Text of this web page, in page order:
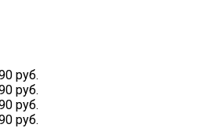
руб.
руб.
руб.
руб.